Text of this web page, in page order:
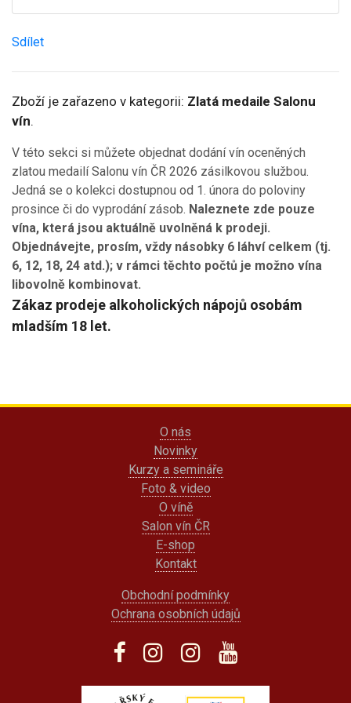
Sdílet
Zboží je zařazeno v kategorii: Zlatá medaile Salonu
vín.
V této sekci si můžete objednat dodání vín oceněných
zlatou medailí Salonu vín ČR 2026 zásilkovou službou.
Jedná se o kolekci dostupnou od 1. února do poloviny
prosince či do vyprodání zásob. Naleznete zde pouze
vína, která jsou aktuálně uvolněná k prodeji.
Objednávejte, prosím, vždy násobky 6 láhví celkem (tj.
6, 12, 18, 24 atd.); v rámci těchto počtů je možno vína
libovolně kombinovat.
Zákaz prodeje alkoholických nápojů osobám
mladším 18 let.
O nás
Novinky
Kurzy a semináře
Foto & video
O víně
Salon vín ČR
E-shop
Kontakt
Obchodní podmínky
Ochrana osobních údajů